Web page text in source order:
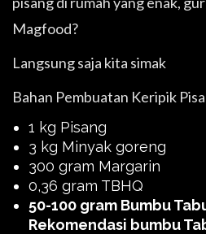
Magfood?
Langsung saja kita simak
Bahan Pembuatan Keripik
1 kg Pisang
3 kg Minyak goreng
300 gram Margarin
0,36 gram TBHQ
50-100 gram Bumbu
Rekomendasi bumbu